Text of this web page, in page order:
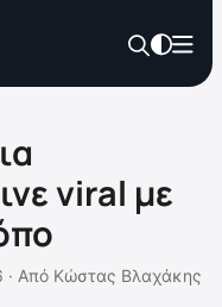
viral με
· Από Κώστας Βλαχάκης